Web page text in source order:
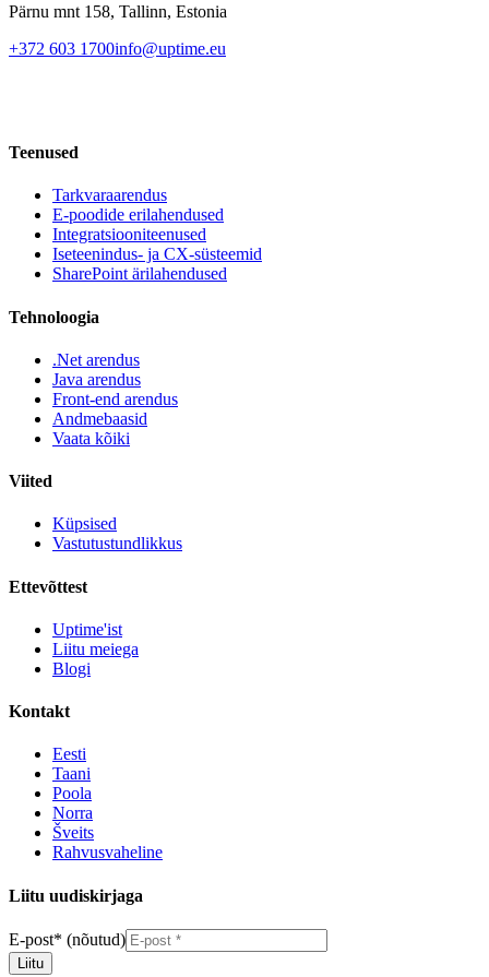
Pärnu mnt 158, Tallinn, Estonia
+372 603 1700info@uptime.eu
Teenused
Tarkvaraarendus
E-poodide erilahendused
Integratsiooniteenused
Iseteenindus- ja CX-süsteemid
SharePoint ärilahendused
Tehnoloogia
.Net arendus
Java arendus
Front-end arendus
Andmebaasid
Vaata kõiki
Viited
Küpsised
Vastutustundlikkus
Ettevõttest
Uptime'ist
Liitu meiega
Blogi
Kontakt
Eesti
Taani
Poola
Norra
Šveits
Rahvusvaheline
Liitu uudiskirjaga
E-post* (nõutud)
Liitu